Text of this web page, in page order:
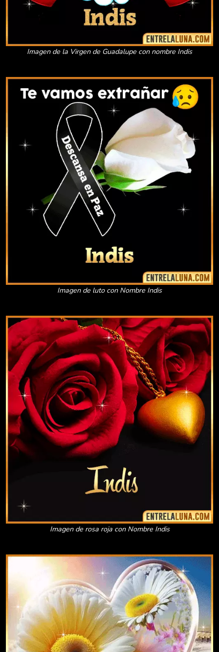
Imagen de la Virgen de Guadalupe con nombre Indis
Imagen de luto con Nombre Indis
Imagen de rosa roja con Nombre Indis